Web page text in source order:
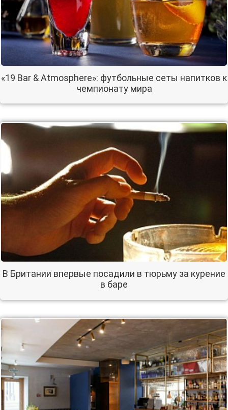
«19 Bar & Atmosphere»: футбольные сеты напитков к
чемпионату мира
В Британии впервые посадили в тюрьму за курение
в баре